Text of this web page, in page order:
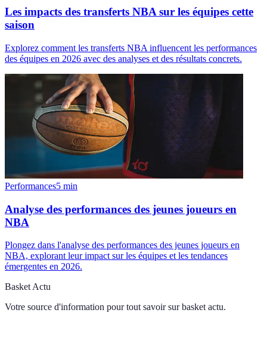
Les impacts des transferts NBA sur les équipes cette
saison
Explorez comment les transferts NBA influencent les performances
des équipes en 2026 avec des analyses et des résultats concrets.
Performances5 min
Analyse des performances des jeunes joueurs en
NBA
Plongez dans l'analyse des performances des jeunes joueurs en
NBA, explorant leur impact sur les équipes et les tendances
émergentes en 2026.
Basket Actu
Votre source d'information pour tout savoir sur basket actu.